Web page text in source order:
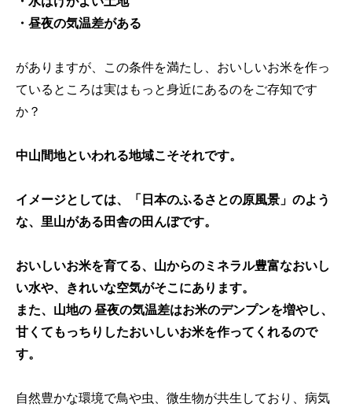
・昼夜の気温差がある
がありますが、この条件を満たし、おいしいお米を作っ
ているところは実はもっと身近にあるのをご存知です
か？
中山間地といわれる地域こそそれです。
イメージとしては、「日本のふるさとの原風景」のよう
な、里山がある田舎の田んぼです。
おいしいお米を育てる、山からのミネラル豊富なおいし
い水や、きれいな空気がそこにあります。
また、山地の 昼夜の気温差はお米のデンプンを増やし、
甘くてもっちりしたおいしいお米を作ってくれるので
す。
自然豊かな環境で鳥や虫、微生物が共生しており、病気